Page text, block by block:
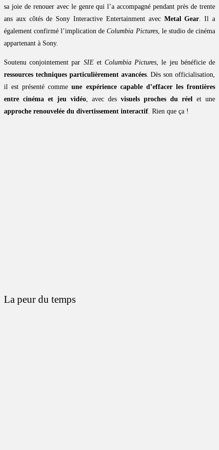
sa joie de renouer avec le genre qui l’a accompagné pendant près de trente
ans aux côtés de Sony Interactive Entertainment avec Metal Gear . Il a
également confirmé l’implication deColumbia Pictures, le studio de cinéma
appartenant à Sony.
Soutenu conjointement par SIEetColumbia Pictures , le jeu bénéficie de
ressources techniques particulièrement avancées. Dès son officialisation,
il est présenté commeune expérience capable d’effacer les frontières
entre cinéma et jeu vidéo , avec des visuels proches du réel
et une
approche renouvelée du divertissement interactif . Rien que ça !
La peur du temps